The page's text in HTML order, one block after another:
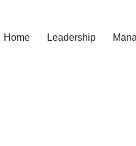
Home Leadership